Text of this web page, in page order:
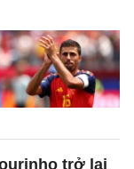
trở lại